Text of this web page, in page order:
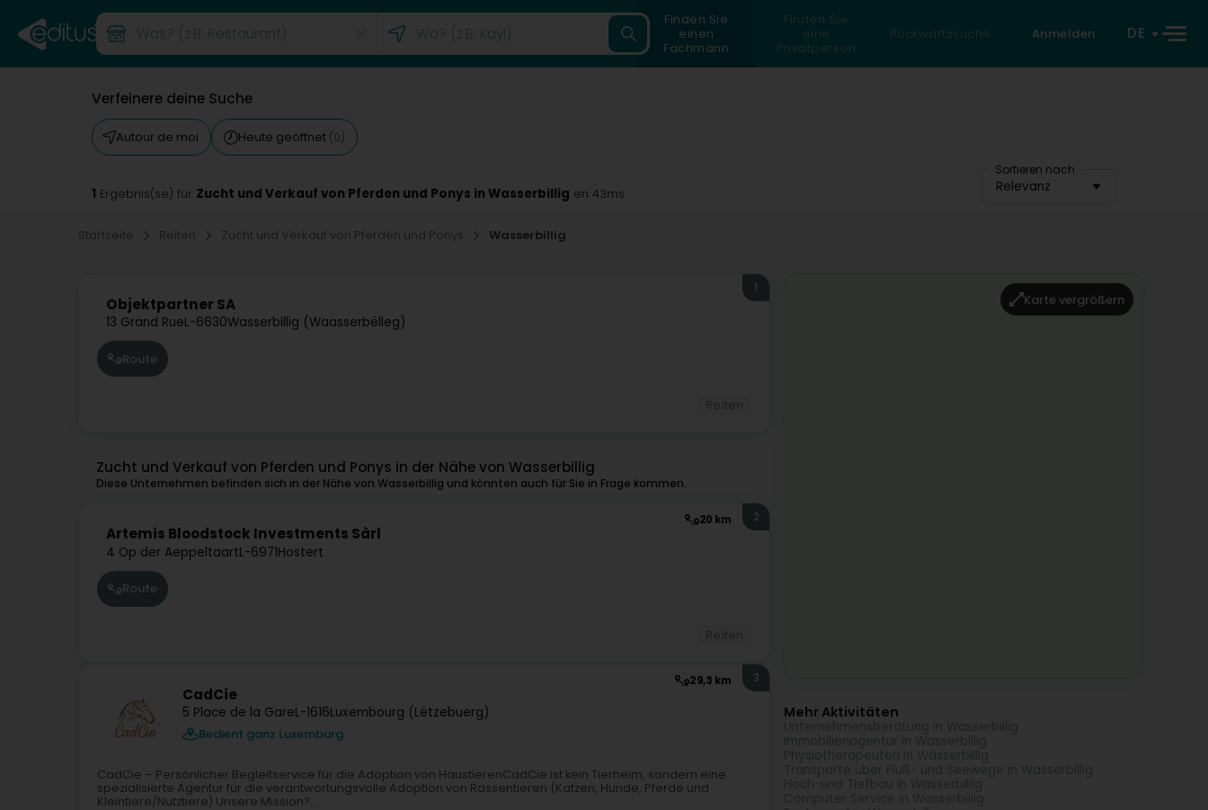
Finden Sie
einen
Fachmann
Finden Sie
eine
Privatperson
Rückwärtssuche Anmelden DE
Verfeinere deine Suche
Autour de moi Heute geöffnet (0)
Sortieren nach
Relevanz
1 Ergebnis(se) für Zucht und Verkauf von Pferden und Ponys in Wasserbillig en 43ms
Startseite Reiten Zucht und Verkauf von Pferden und Ponys Wasserbillig
Objektpartner SA
13 Grand RueL-6630Wasserbillig (Waasserbëlleg)
1
Route
Zucht und Verkauf von Pferden und Ponys in der Nähe von Wasserbillig
Diese Unternehmen befinden sich in der Nähe von Wasserbillig und könnten auch für Sie in Frage kommen.
20 km
Artemis Bloodstock Investments Sàrl
4 Op der AeppeltaartL-6971Hostert
2
Route
29,3 km
CadCie
5 Place de la GareL-1616Luxembourg (Lëtzebuerg)
Bedient ganz Luxemburg
3
CadCie – Persönlicher Begleitservice für die Adoption von HaustierenCadCie ist kein Tierheim, sondern eine
spezialisierte Agentur für die verantwortungsvolle Adoption von Rassentieren (Katzen, Hunde, Pferde und
Kleintiere/Nutztiere).Unsere Mission?...
Karte vergrößern
Mehr Aktivitäten